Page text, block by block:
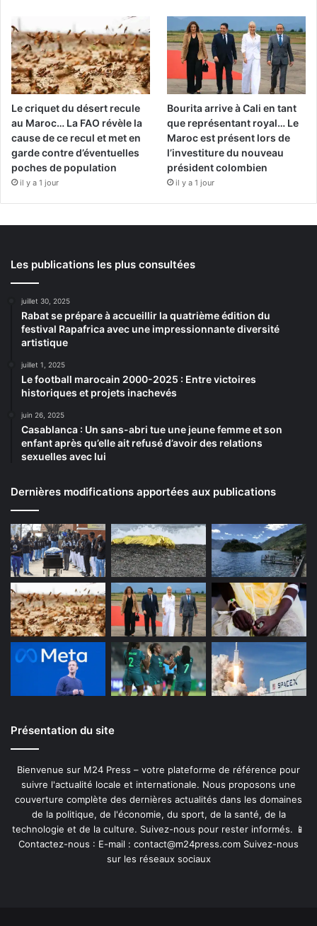
Le criquet du désert recule
au Maroc… La FAO révèle la
cause de ce recul et met en
garde contre d’éventuelles
poches de population
il y a 1 jour
Bourita arrive à Cali en tant
que représentant royal… Le
Maroc est présent lors de
l’investiture du nouveau
président colombien
il y a 1 jour
Les publications les plus consultées
juillet 30, 2025
Rabat se prépare à accueillir la quatrième édition du
festival Rapafrica avec une impressionnante diversité
artistique
juillet 1, 2025
Le football marocain 2000-2025 : Entre victoires
historiques et projets inachevés
juin 26, 2025
Casablanca : Un sans-abri tue une jeune femme et son
enfant après qu’elle ait refusé d’avoir des relations
sexuelles avec lui
Dernières modifications apportées aux publications
Présentation du site
Bienvenue sur M24 Press – votre plateforme de référence pour
suivre l'actualité locale et internationale. Nous proposons une
couverture complète des dernières actualités dans les domaines
de la politique, de l'économie, du sport, de la santé, de la
technologie et de la culture. Suivez-nous pour rester informés. 📱
Contactez-nous : E-mail : contact@m24press.com Suivez-nous
sur les réseaux sociaux